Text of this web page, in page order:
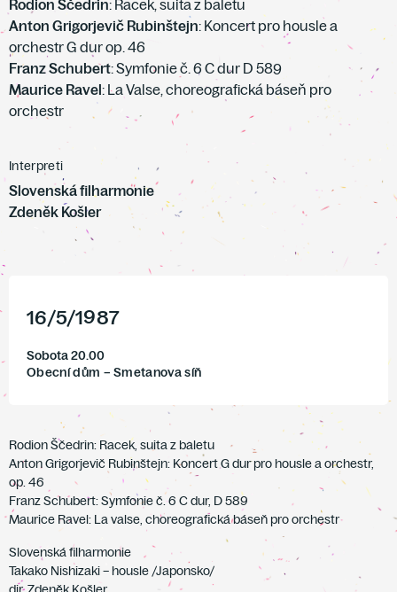
Rodion Ščedrin: Racek, suita z baletu
Anton Grigorjevič Rubinštejn: Koncert pro housle a
orchestr G dur op. 46
Franz Schubert: Symfonie č. 6 C dur D 589
Maurice Ravel: La Valse, choreografická báseň pro
orchestr
Interpreti
Slovenská filharmonie
Zdeněk Košler
16/5/1987
Sobota 20.00
Obecní dům – Smetanova síň
Rodion Ščedrin: Racek, suita z baletu
Anton Grigorjevič Rubinštejn: Koncert G dur pro housle a orchestr,
op. 46
Franz Schubert: Symfonie č. 6 C dur, D 589
Maurice Ravel: La valse, choreografická báseň pro orchestr
Slovenská filharmonie
Takako Nishizaki – housle /Japonsko/